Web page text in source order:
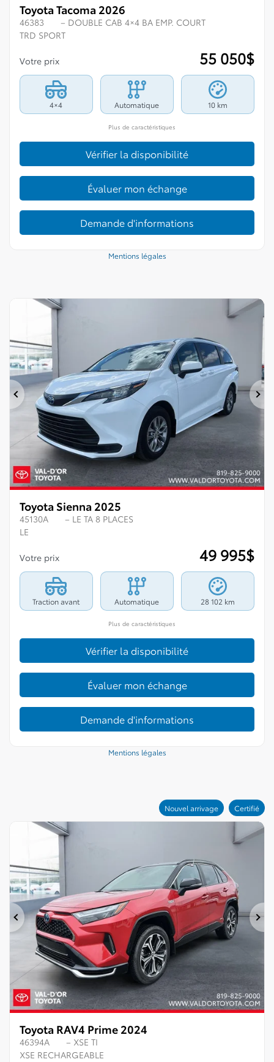
Toyota Tacoma 2026
46383
– DOUBLE CAB 4×4 BA EMP. COURT
TRD SPORT
Votre prix 55 050$
4×4 Automatique 10 km
Plus de caractéristiques
Vérifier la disponibilité
Évaluer mon échange
Demande d'informations
Mentions légales
Précédent
Toyota Sienna 2025
45130A
– LE TA 8 PLACES
LE
Votre prix 49 995$
Traction avant Automatique 28 102 km
Plus de caractéristiques
Vérifier la disponibilité
Évaluer mon échange
Demande d'informations
Mentions légales
Nouvel arrivage Certifié
Précédent
Toyota RAV4 Prime 2024
46394A
– XSE TI
XSE RECHARGEABLE